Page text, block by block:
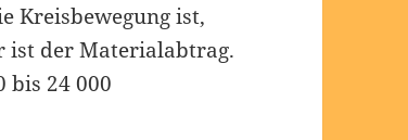
Kreisbewegung ist,
ist der Materialabtrag.
bis 24 000